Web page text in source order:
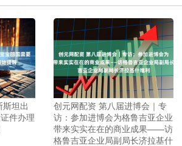
坦出
件办理
创元网配资 第八届进博会｜专
访：参加进博会为格鲁吉亚企业
带来实实在在的商业成果——访
格鲁吉亚企业局副局长济拉基什